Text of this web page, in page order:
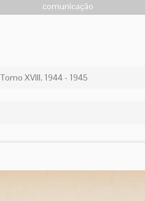
comunicação
Tomo XVIII, 1944 - 1945